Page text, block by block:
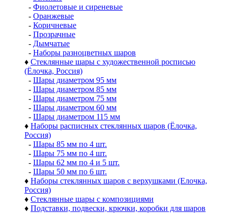
- Фиолетовые и сиреневые
- Оранжевые
- Коричневые
- Прозрачные
- Дымчатые
- Наборы разноцветных шаров
♦ Стеклянные шары с художественной росписью
(Ёлочка, Россия)
- Шары диаметром 95 мм
- Шары диаметром 85 мм
- Шары диаметром 75 мм
- Шары диаметром 60 мм
- Шары диаметром 115 мм
♦ Наборы расписных стеклянных шаров (Ёлочка,
Россия)
- Шары 85 мм по 4 шт.
- Шары 75 мм по 4 шт.
- Шары 62 мм по 4 и 5 шт.
- Шары 50 мм по 6 шт.
♦ Наборы стеклянных шаров с верхушками (Елочка,
Россия)
♦ Стеклянные шары с композициями
♦ Подставки, подвески, крючки, коробки для шаров